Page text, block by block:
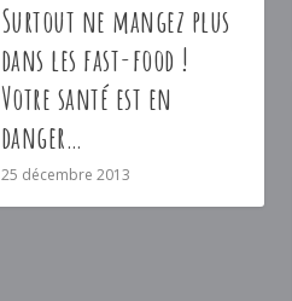
Surtout ne mangez plus
dans les fast-food !
Votre santé est en
danger…
25 décembre 2013